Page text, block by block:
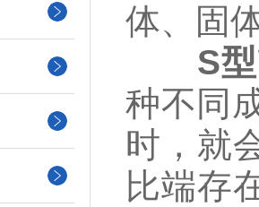
体、固
S
种不同
时，就
比端存